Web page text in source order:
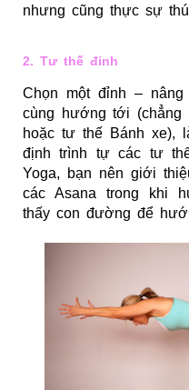
nhưng cũng thực sự
2. Tư thế đỉnh
Chọn một đỉnh –
cùng hướng tới (chẳng
hoặc tư thế Bánh xe),
định trình tự các tư
Yoga, bạn nên giới
các Asana trong khi
thấy con đường để